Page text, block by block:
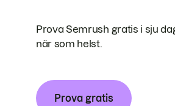
Prova Semrush gratis i sju
när som helst.
Prova gratis